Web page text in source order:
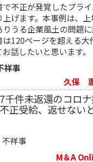
不正が発覚したプラ
上げます。本事例は、
うる企業風土の問題
120ページを超える大
話したいと思います。
祥事
久保
7千件未返還のコロ
不正受給、返せない
不祥事
M＆A